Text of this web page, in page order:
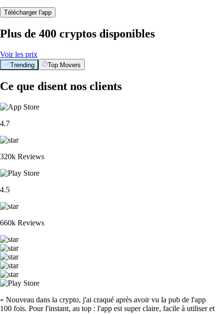
Télécharger l'app
Plus de 400 cryptos disponibles
Voir les prix
Trending Top Movers
Ce que disent nos clients
4.7
320k Reviews
4.5
660k Reviews
« Nouveau dans la crypto, j'ai craqué après avoir vu la pub de l'app
100 fois. Pour l'instant, au top : l'app est super claire, facile à utiliser et